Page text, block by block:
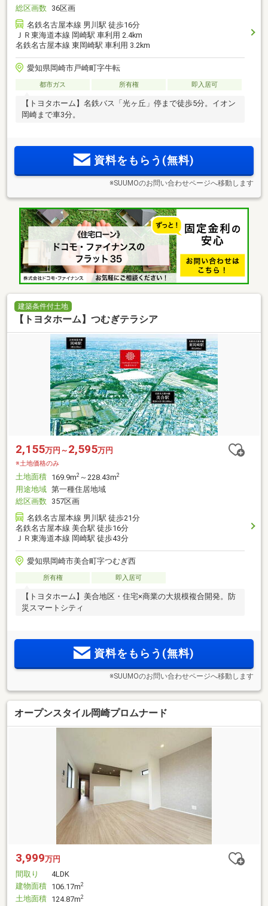
総区画数 36区画
名鉄名古屋本線 男川駅 徒歩16分
ＪＲ東海道本線 岡崎駅 車利用 2.4km
名鉄名古屋本線 東岡崎駅 車利用 3.2km
愛知県岡崎市戸崎町字牛転
都市ガス 所有権 即入居可
【トヨタホーム】名鉄バス「光ヶ丘」停まで徒歩5分。イオン
岡崎まで車3分。
資料をもらう(無料)
※SUUMOのお問い合わせページへ移動します
建築条件付土地
【トヨタホーム】つむぎテラシア
2,155万円～ 2,595万円
※土地価格のみ
土地面積 169.9m2 ～228.43m2
用途地域 第一種住居地域
総区画数 357区画
名鉄名古屋本線 男川駅 徒歩21分
名鉄名古屋本線 美合駅 徒歩16分
ＪＲ東海道本線 岡崎駅 徒歩43分
愛知県岡崎市美合町字つむぎ西
所有権 即入居可
【トヨタホーム】美合地区・住宅×商業の大規模複合開発。防
災スマートシティ
資料をもらう(無料)
※SUUMOのお問い合わせページへ移動します
オープンスタイル岡崎プロムナード
3,999万円
間取り
4LDK
建物面積 106.17m2
土地面積 124.87m2